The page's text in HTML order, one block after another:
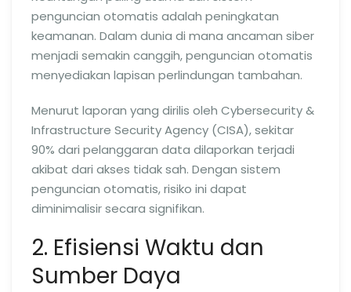
penguncian otomatis adalah peningkatan
keamanan. Dalam dunia di mana ancaman siber
menjadi semakin canggih, penguncian otomatis
menyediakan lapisan perlindungan tambahan.
Menurut laporan yang dirilis oleh Cybersecurity &
Infrastructure Security Agency (CISA), sekitar
90% dari pelanggaran data dilaporkan terjadi
akibat dari akses tidak sah. Dengan sistem
penguncian otomatis, risiko ini dapat
diminimalisir secara signifikan.
2. Efisiensi Waktu dan
Sumber Daya